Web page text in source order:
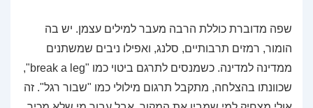
שפה מדוברת כוללת הרבה מעבר למילים עצמן. יש בה
הומור, רמזים תרבותיים, סלנג, ואפילו ניבים שמשתנים
ממדינה למדינה. כשמנסים לתרגם ביטוי כמו "break a leg",
שכוונתו בהצלחה, מתקבל תרגום מילולי כמו "שבור רגל". זה